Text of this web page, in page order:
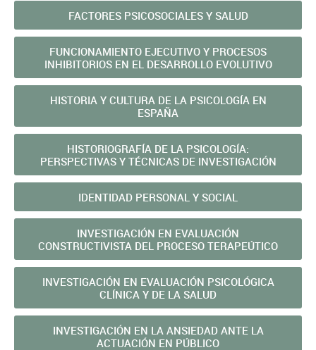
FACTORES PSICOSOCIALES Y SALUD
FUNCIONAMIENTO EJECUTIVO Y PROCESOS
INHIBITORIOS EN EL DESARROLLO EVOLUTIVO
HISTORIA Y CULTURA DE LA PSICOLOGÍA EN
ESPAÑA
HISTORIOGRAFÍA DE LA PSICOLOGÍA:
PERSPECTIVAS Y TÉCNICAS DE INVESTIGACIÓN
IDENTIDAD PERSONAL Y SOCIAL
INVESTIGACIÓN EN EVALUACIÓN
CONSTRUCTIVISTA DEL PROCESO TERAPEÚTICO
INVESTIGACIÓN EN EVALUACIÓN PSICOLÓGICA
CLÍNICA Y DE LA SALUD
INVESTIGACIÓN EN LA ANSIEDAD ANTE LA
ACTUACIÓN EN PÚBLICO